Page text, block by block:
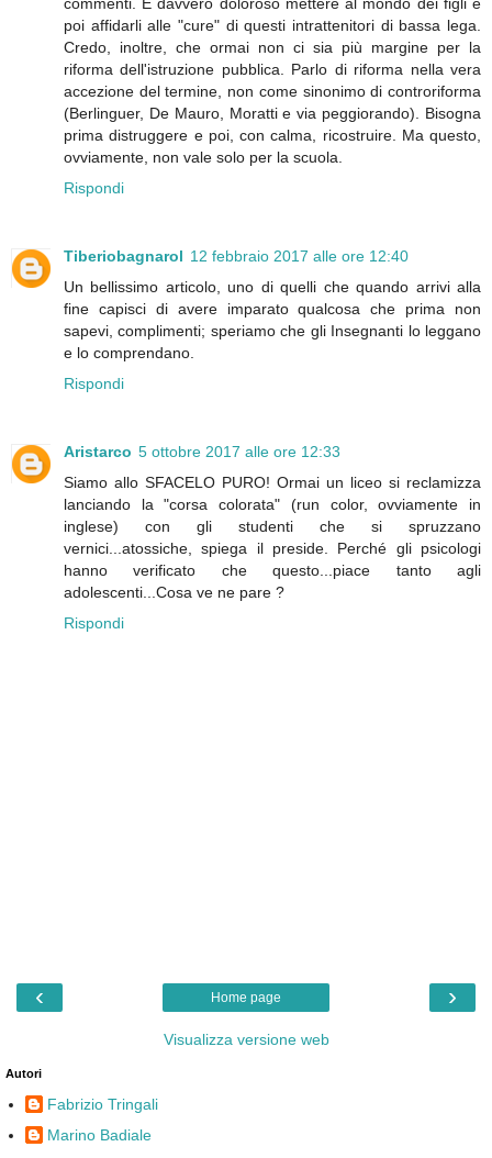
poi affidarli alle "cure" di questi intrattenitori di bassa lega.
Credo, inoltre, che ormai non ci sia più margine per la
riforma dell'istruzione pubblica. Parlo di riforma nella vera
accezione del termine, non come sinonimo di controriforma
(Berlinguer, De Mauro, Moratti e via peggiorando). Bisogna
prima distruggere e poi, con calma, ricostruire. Ma questo,
ovviamente, non vale solo per la scuola.
Rispondi
Tiberiobagnarol 12 febbraio 2017 alle ore 12:40
Un bellissimo articolo, uno di quelli che quando arrivi alla
fine capisci di avere imparato qualcosa che prima non
sapevi, complimenti; speriamo che gli Insegnanti lo leggano
e lo comprendano.
Rispondi
Aristarco 5 ottobre 2017 alle ore 12:33
Siamo allo SFACELO PURO! Ormai un liceo si reclamizza
lanciando la "corsa colorata" (run color, ovviamente in
inglese) con gli studenti che si spruzzano
vernici...atossiche, spiega il preside. Perché gli psicologi
hanno verificato che questo...piace tanto agli
adolescenti...Cosa ve ne pare ?
Rispondi
‹ ›
Home page
Visualizza versione web
Autori
Fabrizio Tringali
Marino Badiale